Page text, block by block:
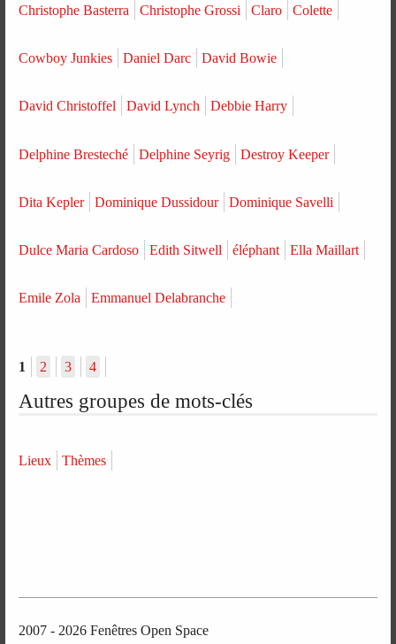
Christophe Basterra Christophe Grossi Claro Colette
Cowboy Junkies Daniel Darc David Bowie
David Christoffel David Lynch Debbie Harry
Delphine Bresteché Delphine Seyrig Destroy Keeper
Dita Kepler Dominique Dussidour Dominique Savelli
Dulce Maria Cardoso Edith Sitwell éléphant Ella Maillart
Emile Zola Emmanuel Delabranche
1 2 3 4
Autres groupes de mots-clés
Lieux Thèmes
2007 - 2026 Fenêtres Open Space